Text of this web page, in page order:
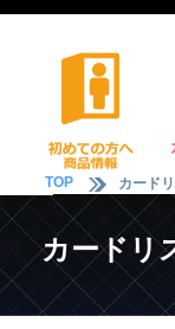
TOP カード
カードリ